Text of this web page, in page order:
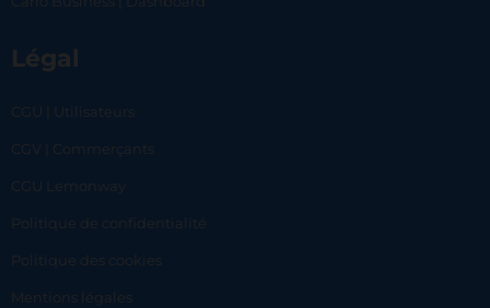
Légal
CGU | Utilisateurs
CGV | Commerçants
CGU Lemonway
Politique de confidentialité
Politique des cookies
Mentions légales